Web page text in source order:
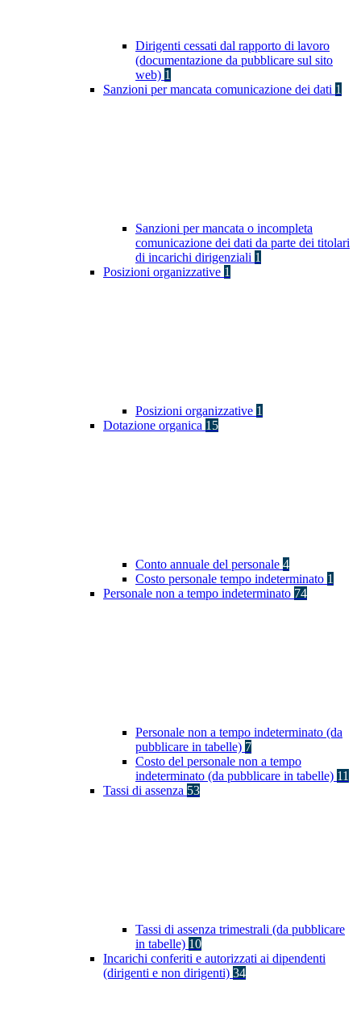
Dirigenti cessati dal rapporto di lavoro
(documentazione da pubblicare sul sito
web) 1
Sanzioni per mancata comunicazione dei dati 1
Sanzioni per mancata o incompleta
comunicazione dei dati da parte dei titolari
di incarichi dirigenziali 1
Posizioni organizzative 1
Posizioni organizzative 1
Dotazione organica 15
Conto annuale del personale 4
Costo personale tempo indeterminato 1
Personale non a tempo indeterminato 74
Personale non a tempo indeterminato (da
pubblicare in tabelle) 7
Costo del personale non a tempo
indeterminato (da pubblicare in tabelle) 11
Tassi di assenza 53
Tassi di assenza trimestrali (da pubblicare
in tabelle) 10
Incarichi conferiti e autorizzati ai dipendenti
(dirigenti e non dirigenti) 34